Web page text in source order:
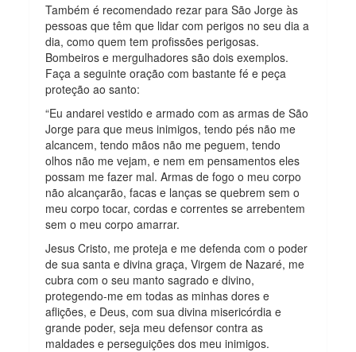
Também é recomendado rezar para São Jorge às
pessoas que têm que lidar com perigos no seu dia a
dia, como quem tem profissões perigosas.
Bombeiros e mergulhadores são dois exemplos.
Faça a seguinte oração com bastante fé e peça
proteção ao santo:
“Eu andarei vestido e armado com as armas de São
Jorge para que meus inimigos, tendo pés não me
alcancem, tendo mãos não me peguem, tendo
olhos não me vejam, e nem em pensamentos eles
possam me fazer mal. Armas de fogo o meu corpo
não alcançarão, facas e lanças se quebrem sem o
meu corpo tocar, cordas e correntes se arrebentem
sem o meu corpo amarrar.
Jesus Cristo, me proteja e me defenda com o poder
de sua santa e divina graça, Virgem de Nazaré, me
cubra com o seu manto sagrado e divino,
protegendo-me em todas as minhas dores e
aflições, e Deus, com sua divina misericórdia e
grande poder, seja meu defensor contra as
maldades e perseguições dos meu inimigos.